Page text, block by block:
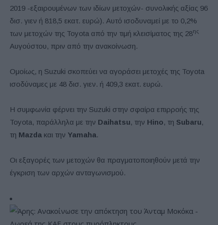
2019 -εξαιρουμένων των ιδίων μετοχών- συνολικής αξίας 96
δισ. γιεν ή 818,5 εκατ. ευρώ). Αυτό ισοδυναμεί με το 0,2%
των μετοχών της Toyota από την τιμή κλεισίματος της 28ης
Αυγούστου, πριν από την ανακοίνωση.
Ομοίως, η Suzuki σκοπεύει να αγοράσει μετοχές της Toyota
ισοδύναμες με 48 δισ. γιεν. ή 409,3 εκατ. ευρώ.
Η συμφωνία φέρνει την Suzuki στην σφαίρα επιρροής της
Toyota, παράλληλα με την Daihatsu, την Hino, τη Subaru,
τη Mazda και την Yamaha.
Οι εξαγορές των μετοχών θα πραγματοποιηθούν μετά την
έγκριση των αρχών ανταγωνισμού.